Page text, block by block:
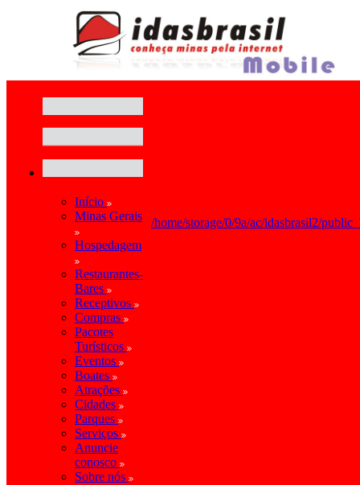
Início
Minas Gerais
Hospedagem
Restaurantes-
Bares
Receptivos
Compras
Pacotes
Turísticos
Eventos
Boates
Atrações
Cidades
Parques
Serviços
Anuncie
conosco
Sobre nós
/home/storage/0/9a/ac/idasbrasil2/